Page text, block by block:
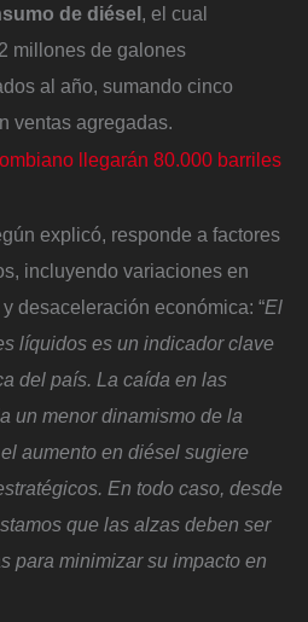
de diésel, el cual
millones de galones
al año, sumando cinco
ventas agregadas.
llegarán 80.000 barriles
explicó, responde a factores
incluyendo variaciones en
desaceleración económica: “El
líquidos es un indicador clave
del país. La caída en las
un menor dinamismo de la
aumento en diésel sugiere
En todo caso, desde
que las alzas deben ser
para minimizar su impacto en